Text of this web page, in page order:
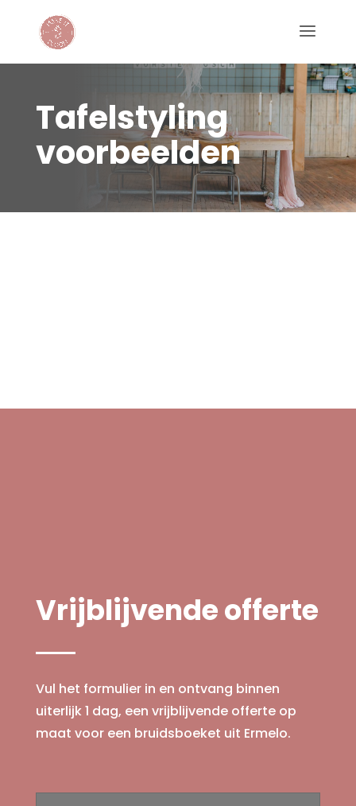
Tafelstyling
voorbeelden
Vrijblijvende offerte
Vul het formulier in en ontvang binnen
uiterlijk 1 dag, een vrijblijvende offerte op
maat voor een bruidsboeket uit Ermelo.